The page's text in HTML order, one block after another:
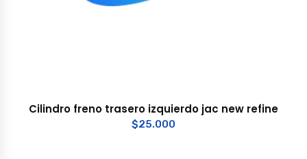
Cilindro freno trasero izquierdo jac new refine
$25.000